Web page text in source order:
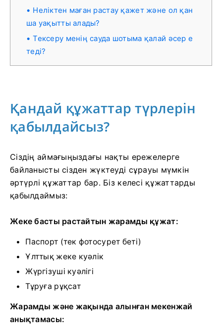
Неліктен маған растау қажет және ол қан
ша уақытты алады?
Тексеру менің сауда шотыма қалай әсер е
теді?
Қандай құжаттар түрлерін
қабылдайсыз?
Сіздің аймағыңыздағы нақты ережелерге
байланысты сізден жүктеуді сұрауы мүмкін
әртүрлі құжаттар бар. Біз келесі құжаттарды
қабылдаймыз:
Жеке басты растайтын жарамды құжат:
Паспорт (тек фотосурет беті)
Ұлттық жеке куәлік
Жүргізуші куәлігі
Тұруға рұқсат
Жарамды және жақында алынған мекенжай
анықтамасы: